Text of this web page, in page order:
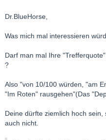
Dr.BlueHorse,
Was mich mal interessieren
Darf man mal Ihre
?
Also "von 10/100 würden, "am
"Im Roten" rausgehen"(Das
Deine dürfte ziemlich hoch
auch nicht.